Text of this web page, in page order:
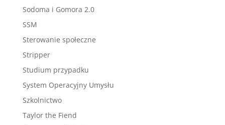
Sodoma i Gomora 2.0
SSM
Sterowanie społeczne
Stripper
Studium przypadku
System Operacyjny Umysłu
Szkolnictwo
Taylor the Fiend